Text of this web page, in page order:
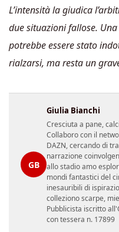
L’intensità la giudica
due situazioni fallose.
potrebbe essere stato
rialzarsi, ma resta un
GB
Giulia Bianchi
Cresciuta a pane,
Collaboro con il
DAZN, cercando di
narrazione
allo stadio amo
mondi fantastici del
inesauribili di
colleziono scarpe,
Pubblicista iscritto
con tessera n. 17899